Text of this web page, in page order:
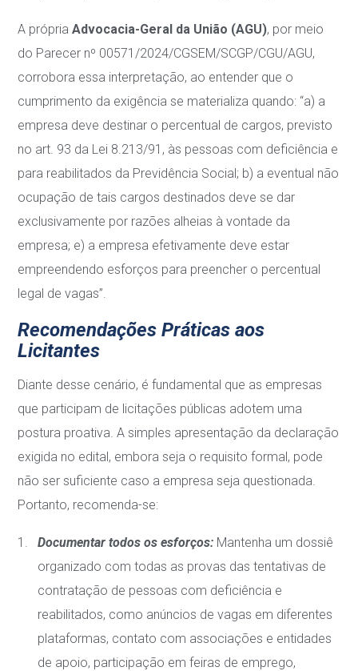
A própriaAdvocacia-Geral da União (AGU), por meio
do Parecer nº 00571/2024/CGSEM/SCGP/CGU/AGU,
corrobora essa interpretação, ao entender que o
cumprimento da exigência se materializa quando: “a) a
empresa deve destinar o percentual de cargos, previsto
no art. 93 da Lei 8.213/91, às pessoas com deficiência e
para reabilitados da Previdência Social; b) a eventual não
ocupação de tais cargos destinados deve se dar
exclusivamente por razões alheias à vontade da
empresa; e) a empresa efetivamente deve estar
empreendendo esforços para preencher o percentual
legal de vagas”.
Recomendações Práticas aos
Licitantes
Diante desse cenário, é fundamental que as empresas
que participam de licitações públicas adotem uma
postura proativa. A simples apresentação da declaração
exigida no edital, embora seja o requisito formal, pode
não ser suficiente caso a empresa seja questionada.
Portanto, recomenda-se:
Documentar todos os esforços: Mantenha um dossiê
organizado com todas as provas das tentativas de
contratação de pessoas com deficiência e
reabilitados, como anúncios de vagas em diferentes
plataformas, contato com associações e entidades
de apoio, participação em feiras de emprego,